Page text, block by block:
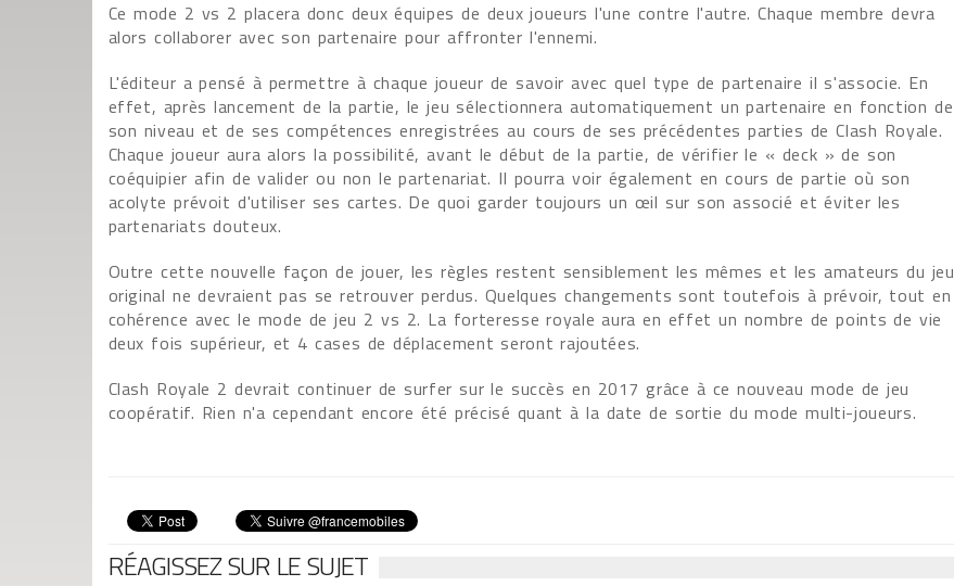
Ce mode 2 vs 2 placera donc deux équipes de deux joueurs l'une contre l'autre. Chaque membre devra
alors collaborer avec son partenaire pour affronter l'ennemi.
L'éditeur a pensé à permettre à chaque joueur de savoir avec quel type de partenaire il s'associe. En
effet, après lancement de la partie, le jeu sélectionnera automatiquement un partenaire en fonction de
son niveau et de ses compétences enregistrées au cours de ses précédentes parties de Clash Royale.
Chaque joueur aura alors la possibilité, avant le début de la partie, de vérifier le « deck » de son
coéquipier afin de valider ou non le partenariat. Il pourra voir également en cours de partie où son
acolyte prévoit d'utiliser ses cartes. De quoi garder toujours un œil sur son associé et éviter les
partenariats douteux.
Outre cette nouvelle façon de jouer, les règles restent sensiblement les mêmes et les amateurs du jeu
original ne devraient pas se retrouver perdus. Quelques changements sont toutefois à prévoir, tout en
cohérence avec le mode de jeu 2 vs 2. La forteresse royale aura en effet un nombre de points de vie
deux fois supérieur, et 4 cases de déplacement seront rajoutées.
Clash Royale 2 devrait continuer de surfer sur le succès en 2017 grâce à ce nouveau mode de jeu
coopératif. Rien n'a cependant encore été précisé quant à la date de sortie du mode multi-joueurs.
RÉAGISSEZ SUR LE SUJET